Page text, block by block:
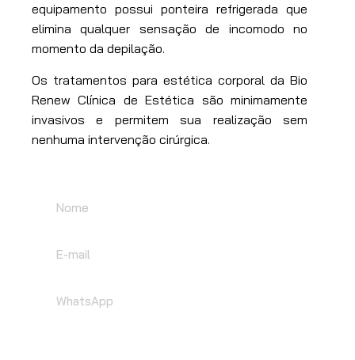
equipamento possui ponteira refrigerada que
elimina qualquer sensação de incomodo no
momento da depilação.
Os tratamentos para estética corporal da Bio
Renew Clínica de Estética são minimamente
invasivos e permitem sua realização sem
nenhuma intervenção cirúrgica.